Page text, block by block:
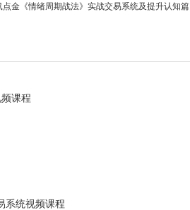
点金《情绪周期战法》实战交易系统及提升认知篇
课程
系统视频课程